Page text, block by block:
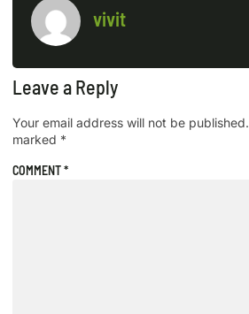
vivit
Leave a Reply
Your email address will not be published.
marked *
COMMENT*